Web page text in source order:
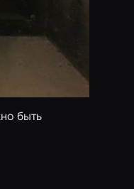
быть